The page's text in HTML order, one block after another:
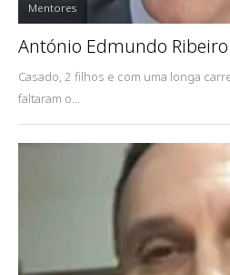
Mentores
António Edmundo Ribeiro
Casado, 2 filhos e com uma longa
faltaram o...